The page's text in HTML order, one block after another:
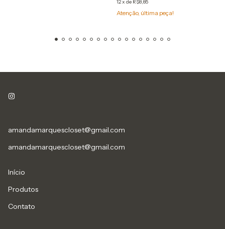
12x de R$8,85
Atenção, última peça!
amandamarquescloset@gmail.com
amandamarquescloset@gmail.com
Início
Produtos
Contato